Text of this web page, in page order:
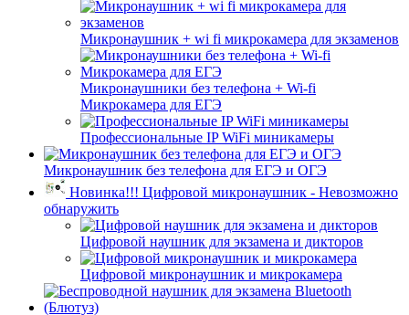
Микронаушник + wi fi микрокамера для экзаменов
Микронаушники без телефона + Wi-fi
Микрокамера для ЕГЭ
Профессиональные IP WiFi миникамеры
Микронаушник без телефона для ЕГЭ и ОГЭ
Новинка!!! Цифровой микронаушник - Невозможно
обнаружить
Цифровой наушник для экзамена и дикторов
Цифровой микронаушник и микрокамера